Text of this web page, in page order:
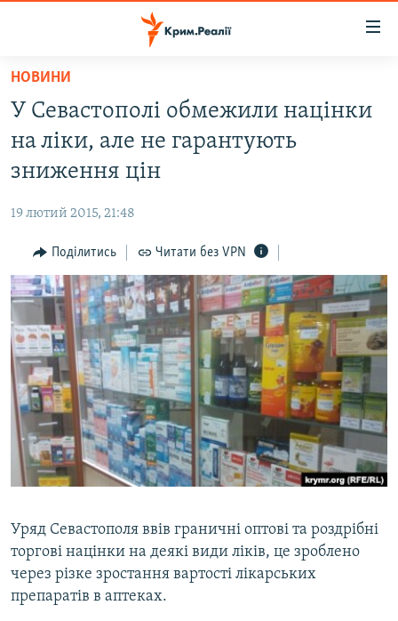
Перейти
основного
матеріалу
до
основної
Перейти
до
пошуку
БЛОГИ
ПОГЛЯД
ІНТЕРВ'Ю
ВСЕ ЗА ДЕНЬ
СПЕЦПРОЕКТИ
ДЕПОРТАЦІЯ
ВІДЕОУРОКИ «ELIFBE»
СВІДЧЕННЯ ОКУПАЦІЇ
УКРАЇНСЬКА ПРОБЛЕМА КРИМУ
ЯК ОБІЙТИ БЛОКУВАННЯ
Русский
Qırımtatar
Усі сайти RFE/RL
НОВИНИ
У Севастополі обмежили націнки
на ліки, але не гарантують
зниження цін
19 лютий 2015, 21:48
Поділитись Читати без VPN
Уряд Севастополя ввів граничні оптові та роздрібні
торгові націнки на деякі види ліків, це зроблено
через різке зростання вартості лікарських
препаратів в аптеках.